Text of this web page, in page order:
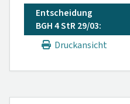
Entscheidung
BGH 4 StR 29/03:
Druckansicht